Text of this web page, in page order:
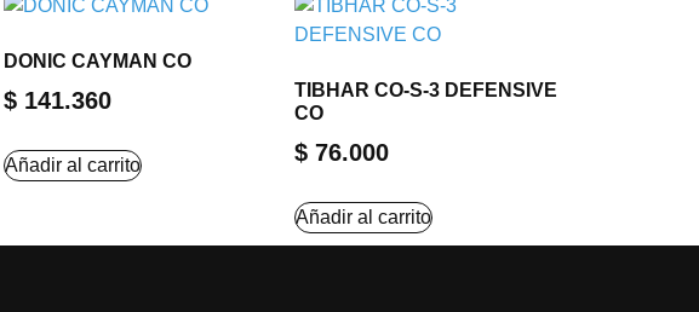
DONIC CAYMAN CO
$ 141.360
Añadir al carrito
TIBHAR CO-S-3 DEFENSIVE
CO
$ 76.000
Añadir al carrito